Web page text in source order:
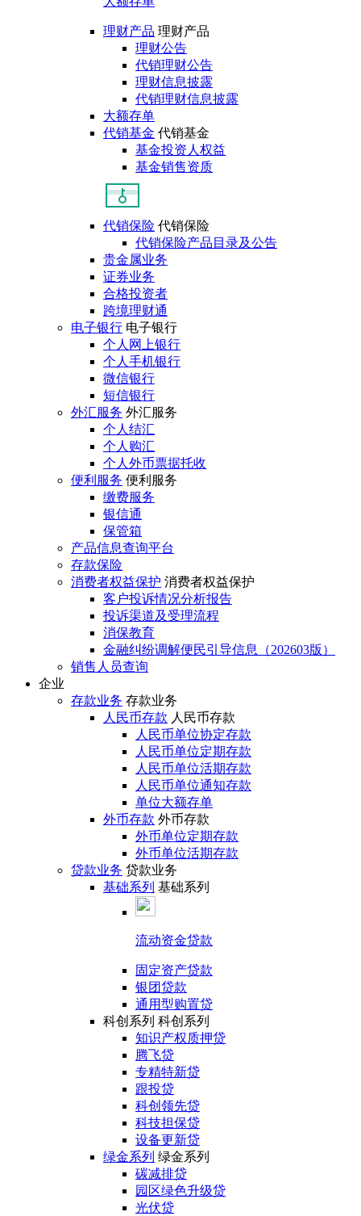
理财产品 理财产品
理财公告
代销理财公告
理财信息披露
代销理财信息披露
大额存单
代销基金 代销基金
基金投资人权益
基金销售资质
代销保险 代销保险
代销保险产品目录及公告
贵金属业务
证券业务
合格投资者
跨境理财通
电子银行 电子银行
个人网上银行
个人手机银行
微信银行
短信银行
外汇服务 外汇服务
个人结汇
个人购汇
个人外币票据托收
便利服务 便利服务
缴费服务
银信通
保管箱
产品信息查询平台
存款保险
消费者权益保护 消费者权益保护
客户投诉情况分析报告
投诉渠道及受理流程
消保教育
金融纠纷调解便民引导信息（202603版）
销售人员查询
企业
存款业务 存款业务
人民币存款 人民币存款
人民币单位协定存款
人民币单位定期存款
人民币单位活期存款
人民币单位通知存款
单位大额存单
外币存款 外币存款
外币单位定期存款
外币单位活期存款
贷款业务 贷款业务
基础系列 基础系列
流动资金贷款
固定资产贷款
银团贷款
通用型购置贷
科创系列 科创系列
知识产权质押贷
腾飞贷
专精特新贷
跟投贷
科创领先贷
科技担保贷
设备更新贷
绿金系列 绿金系列
碳减排贷
园区绿色升级贷
光伏贷